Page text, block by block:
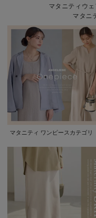
マタニティウ
マタニ
マタニティ ワンピースカテゴリ